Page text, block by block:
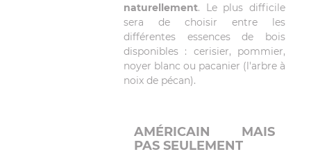
naturellement. Le plus difficile
sera de choisir entre les
différentes essences de bois
disponibles : cerisier, pommier,
noyer blanc ou pacanier (l'arbre à
noix de pécan).
AMÉRICAIN MAIS
PAS SEULEMENT